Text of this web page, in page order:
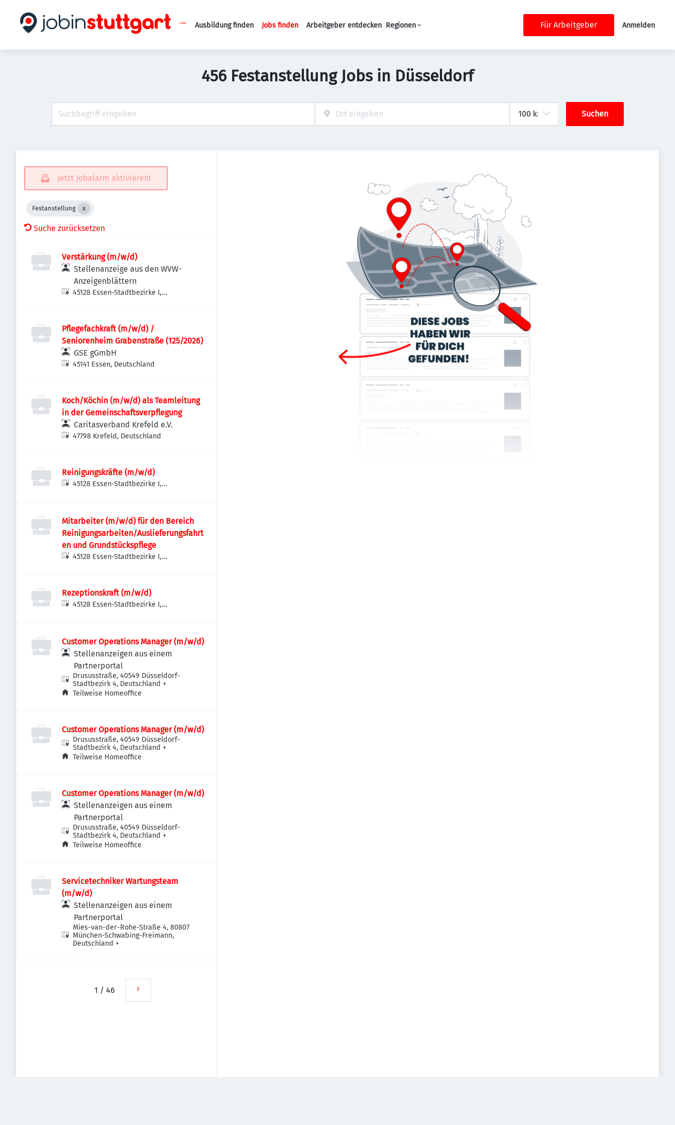
Haupt-Navigation
Ausbildung finden Jobs finden Arbeitgeber entdecken Regionen Für Arbeitgeber Anmelden
456 Festanstellung Jobs in Düsseldorf
Suchen
Jetzt Jobalarm aktivieren!
Festanstellung
Suche zurücksetzen
Verstärkung (m/w/d)
Stellenanzeige aus den WVW-
Anzeigenblättern
45128 Essen-Stadtbezirke I,
Pflegefachkraft (m/w/d) /
Seniorenheim Grabenstraße (125/2026)
GSE gGmbH
45141 Essen, Deutschland
Koch/Köchin (m/w/d) als Teamleitung
in der Gemeinschaftsverpflegung
Caritasverband Krefeld e.V.
47798 Krefeld, Deutschland
Reinigungskräfte (m/w/d)
45128 Essen-Stadtbezirke I,
Mitarbeiter (m/w/d) für den Bereich
Reinigungsarbeiten/Auslieferungsfahrt
en und Grundstückspflege
45128 Essen-Stadtbezirke I,
Rezeptionskraft (m/w/d)
45128 Essen-Stadtbezirke I,
Customer Operations Manager (m/w/d)
Stellenanzeigen aus einem
Partnerportal
Drususstraße, 40549 Düsseldorf-
Stadtbezirk 4, Deutschland +
Teilweise Homeoffice
Customer Operations Manager (m/w/d)
Drususstraße, 40549 Düsseldorf-
Stadtbezirk 4, Deutschland +
Teilweise Homeoffice
Customer Operations Manager (m/w/d)
Stellenanzeigen aus einem
Partnerportal
Drususstraße, 40549 Düsseldorf-
Stadtbezirk 4, Deutschland +
Teilweise Homeoffice
Servicetechniker Wartungsteam
(m/w/d)
Stellenanzeigen aus einem
Partnerportal
Mies-van-der-Rohe-Straße 4, 80807
München-Schwabing-Freimann,
Deutschland +
1 / 46